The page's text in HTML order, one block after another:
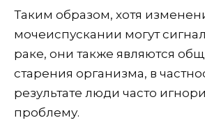
Таким образом, хотя
мочеиспускании могут
раке, они также являются
старения организма, в
результате люди часто
проблему.